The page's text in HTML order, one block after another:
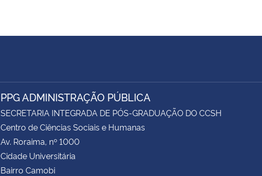
PPG ADMINISTRAÇÃO PÚBLICA
SECRETARIA INTEGRADA DE PÓS-GRADUAÇÃO DO CCSH
Centro de Ciências Sociais e Humanas
Av. Roraima, nº 1000
Cidade Universitária
Bairro Camobi